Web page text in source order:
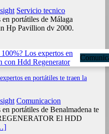
Servicio tecnico
portátiles de Málaga
Hp Pavillion dv 2000.
en portátiles te traen la
Comunicacion
portátiles de Benalmadena te
El HDD